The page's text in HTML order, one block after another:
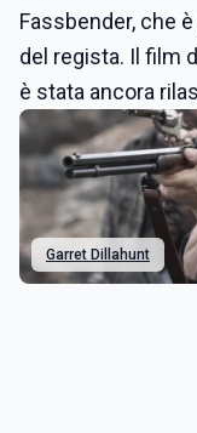
Fassbender, che
del regista. Il film
è stata ancora
Garret Dillahunt